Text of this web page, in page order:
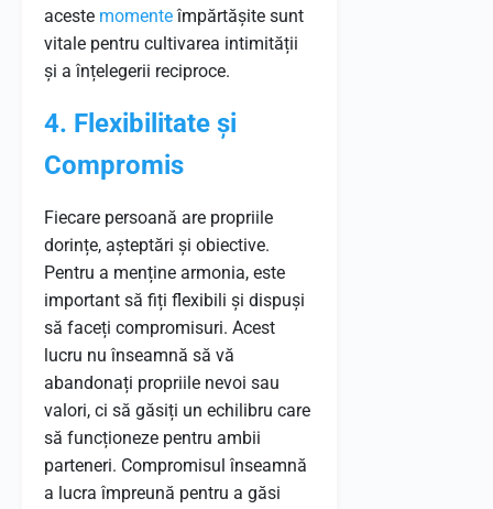
aceste momenteîmpărtășite sunt
vitale pentru cultivarea intimității
și a înțelegerii reciproce.
4. Flexibilitate și
Compromis
Fiecare persoană are propriile
dorințe, așteptări și obiective.
Pentru a menține armonia, este
important să fiți flexibili și dispuși
să faceți compromisuri. Acest
lucru nu înseamnă să vă
abandonați propriile nevoi sau
valori, ci să găsiți un echilibru care
să funcționeze pentru ambii
parteneri. Compromisul înseamnă
a lucra împreună pentru a găsi